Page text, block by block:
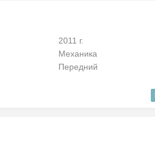
2011 г.
Механика
Передний